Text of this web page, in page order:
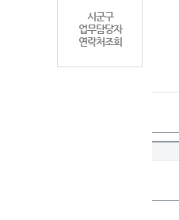
시군구
업무담당자
연락처조회